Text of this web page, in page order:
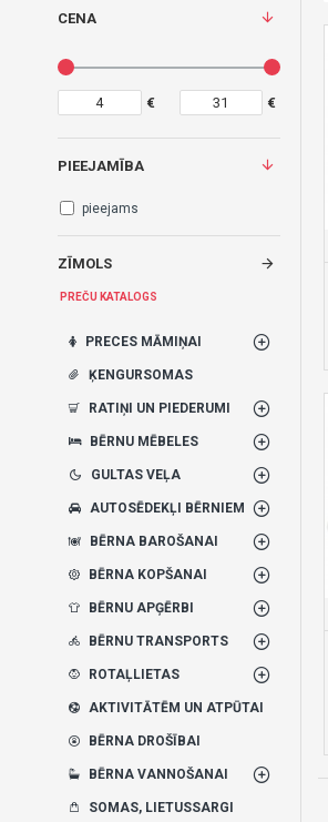
CENA
€ €
ZĪMOLS
PIEEJAMĪBA
pieejams
PREČU KATALOGS
PRECES MĀMIŅAI
ĶENGURSOMAS
RATIŅI UN PIEDERUMI
BĒRNU MĒBELES
GULTAS VEĻA
AUTOSĒDEKĻI BĒRNIEM
BĒRNA BAROŠANAI
BĒRNA KOPŠANAI
BĒRNU APĢĒRBI
BĒRNU TRANSPORTS
ROTAĻLIETAS
AKTIVITĀTĒM UN ATPŪTAI
BĒRNA DROŠĪBAI
BĒRNA VANNOŠANAI
SOMAS, LIETUSSARGI